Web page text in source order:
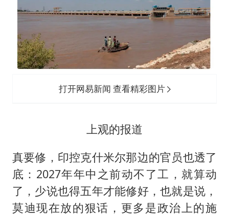
打开网易新闻 查看精彩图片
上观的报道
真要修，印控克什米尔那边的官员也透了
底：2027年年中之前动不了工，就算动
了，少说也得五年才能修好，也就是说，
莫迪现在放的狠话，更多是政治上的施